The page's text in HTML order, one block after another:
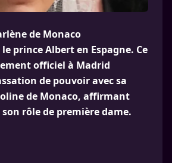
de Monaco
prince Albert en Espagne. Ce
officiel à Madrid
de pouvoir avec sa
de Monaco, affirmant
rôle de première dame.